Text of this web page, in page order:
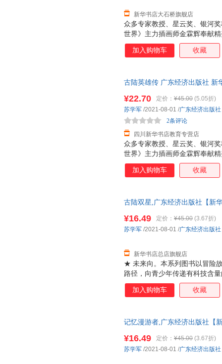
众多专家教授、星云奖、银河
世界》主力插画师金霖辉奉献
事为形式，以极限科学为翅膀
的具备深刻社会文化、哲学思
新华书店大石桥旗舰店
加入购物车 收藏
古陆英雄传 广东经济出版社 新
众多专家教授、星云奖、银河
世界》主力插画师金霖辉奉献
事为形式，以极限科学为翅膀
的具备深刻社会文化、哲学思
¥22.70 定价： ¥45.00 (5.05折)
四川新华书店教育专营店
2条评论
苏学军 /2021-08-01 /广东经济出版社
加入购物车 收藏
古陆双星,广东经济出版社【新
★ 未来向。本系列图书以冒险
路径，向青少年传递有科技含
话题向，紧贴国家战略发展方
际远航到人工智能，从星际战
¥16.49 定价： ¥45.00 (3.67折)
新华书店总店旗舰店
苏学军 /2021-08-01 /广东经济出版社
加入购物车 收藏
记忆漫游者,广东经济出版社【
¥16.49 定价： ¥45.00 (3.67折)
苏学军 /2021-08-01 /广东经济出版社